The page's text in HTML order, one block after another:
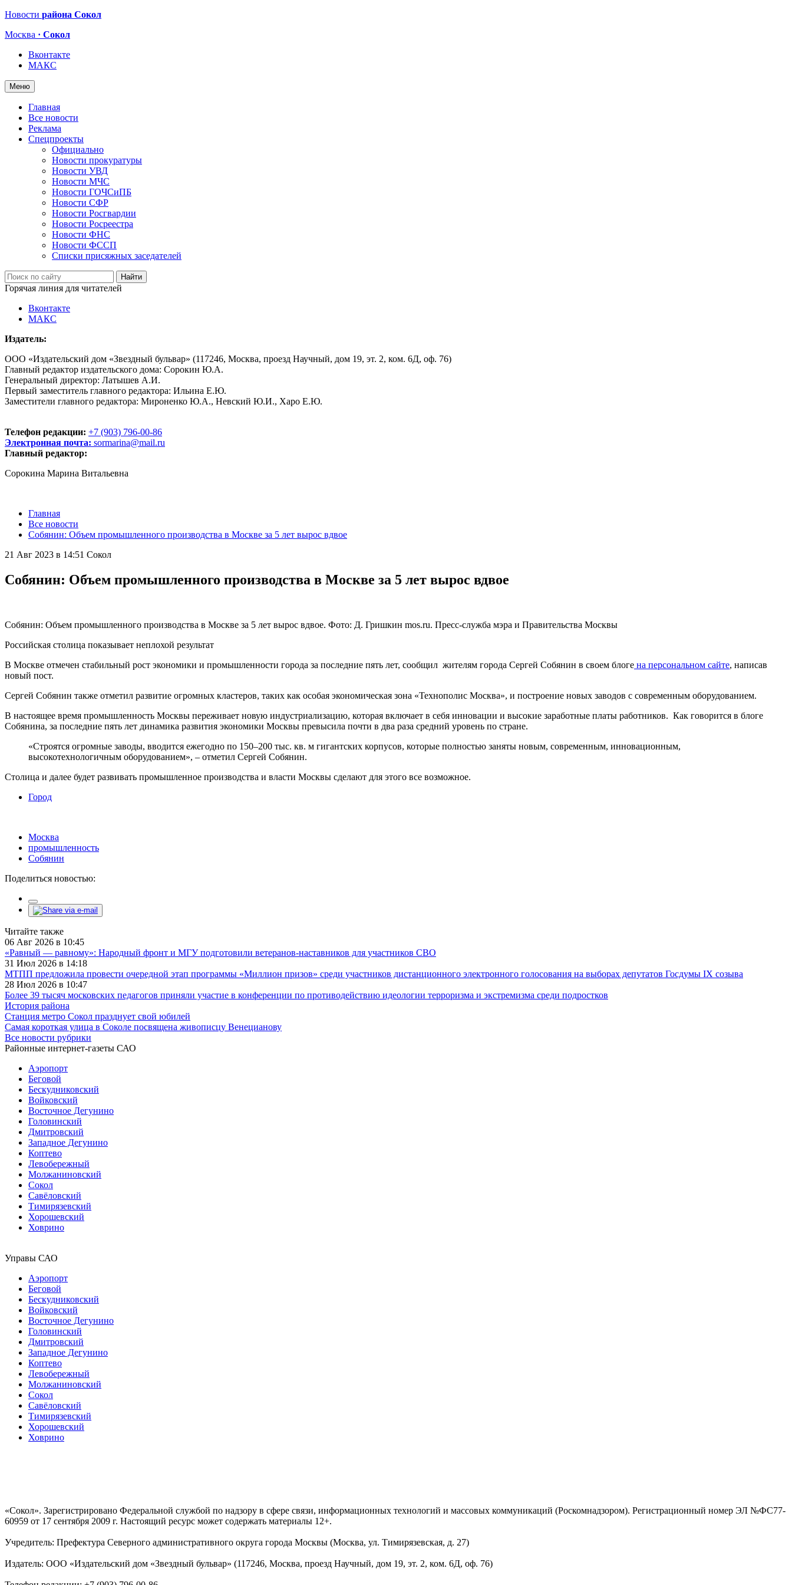
Новости района Сокол
Москва · Сокол
Вконтакте
МАКС
Меню
Главная
Все новости
Реклама
Спецпроекты
Официально
Новости прокуратуры
Новости УВД
Новости МЧС
Новости ГОЧСиПБ
Новости СФР
Новости Росгвардии
Новости Росреестра
Новости ФНС
Новости ФССП
Списки присяжных заседателей
Горячая линия для читателей
Вконтакте
МАКС
Издатель:
ООО «Издательский дом «Звездный бульвар» (117246, Москва, проезд Научный, дом 19, эт. 2, ком. 6Д, оф. 76)
Главный редактор издательского дома: Сорокин Ю.А.
Генеральный директор: Латышев А.И.
Первый заместитель главного редактора: Ильина Е.Ю.
Заместители главного редактора: Мироненко Ю.А., Невский Ю.И., Харо Е.Ю.
Телефон редакции: +7 (903) 796-00-86
Электронная почта: sormarina@mail.ru
Главный редактор:
Сорокина Марина Витальевна
Главная
Все новости
Собянин: Объем промышленного производства в Москве за 5 лет вырос вдвое
21 Авг 2023 в 14:51 Сокол
Собянин: Объем промышленного производства в Москве за 5 лет вырос вдвое
Собянин: Объем промышленного производства в Москве за 5 лет вырос вдвое. Фото: Д. Гришкин mos.ru. Пресс-служба мэра и Правительства Москвы
Российская столица показывает неплохой результат
В Москве отмечен стабильный рост экономики и промышленности города за последние пять лет, сообщил жителям города Сергей Собянин в своем блоге на персональном сайте, написав
новый пост.
Сергей Собянин также отметил развитие огромных кластеров, таких как особая экономическая зона «Технополис Москва», и построение новых заводов с современным оборудованием.
В настоящее время промышленность Москвы переживает новую индустриализацию, которая включает в себя инновации и высокие заработные платы работников. Как говорится в блоге
Собянина, за последние пять лет динамика развития экономики Москвы превысила почти в два раза средний уровень по стране.
«Строятся огромные заводы, вводится ежегодно по 150–200 тыс. кв. м гигантских корпусов, которые полностью заняты новым, современным, инновационным,
высокотехнологичным оборудованием», – отметил Сергей Собянин.
Столица и далее будет развивать промышленное производства и власти Москвы сделают для этого все возможное.
Город
Москва
промышленность
Собянин
Поделиться новостью:
Читайте также
06 Авг 2026 в 10:45
«Равный — равному»: Народный фронт и МГУ подготовили ветеранов-наставников для участников СВО
31 Июл 2026 в 14:18
МТПП предложила провести очередной этап программы «Миллион призов» среди участников дистанционного электронного голосования на выборах депутатов Госдумы IX созыва
28 Июл 2026 в 10:47
Более 39 тысяч московских педагогов приняли участие в конференции по противодействию идеологии терроризма и экстремизма среди подростков
История района
Станция метро Сокол празднует свой юбилей
Самая короткая улица в Соколе посвящена живописцу Венецианову
Все новости рубрики
Районные интернет-газеты САО
Аэропорт
Беговой
Бескудниковский
Войковский
Восточное Дегунино
Головинский
Дмитровский
Западное Дегунино
Коптево
Левобережный
Молжаниновский
Сокол
Савёловский
Тимирязевский
Хорошевский
Ховрино
Управы САО
Аэропорт
Беговой
Бескудниковский
Войковский
Восточное Дегунино
Головинский
Дмитровский
Западное Дегунино
Коптево
Левобережный
Молжаниновский
Сокол
Савёловский
Тимирязевский
Хорошевский
Ховрино
«Сокол». Зарегистрировано Федеральной службой по надзору в сфере связи, информационных технологий и массовых коммуникаций (Роскомнадзором). Регистрационный номер ЭЛ №ФС77-
60959 от 17 сентября 2009 г. Настоящий ресурс может содержать материалы 12+.
Учредитель: Префектура Северного административного округа города Москвы (Москва, ул. Тимирязевская, д. 27)
Издатель: ООО «Издательский дом «Звездный бульвар» (117246, Москва, проезд Научный, дом 19, эт. 2, ком. 6Д, оф. 76)